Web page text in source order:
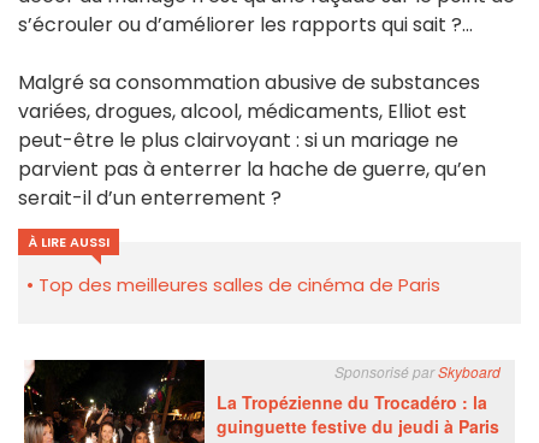
s’écrouler ou d’améliorer les rapports qui sait ?...
Malgré sa consommation abusive de substances
variées, drogues, alcool, médicaments, Elliot est
peut-être le plus clairvoyant : si un mariage ne
parvient pas à enterrer la hache de guerre, qu’en
serait-il d’un enterrement ?
À LIRE AUSSI
Top des meilleures salles de cinéma de Paris